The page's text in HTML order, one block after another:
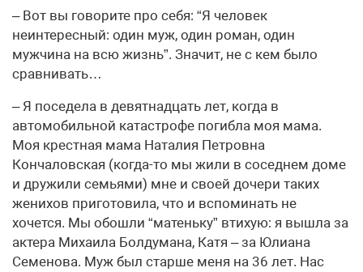
– Вот вы говорите про себя: “Я человек
неинтересный: один муж, один роман, один
мужчина на всю жизнь”. Значит, не с кем было
сравнивать…
– Я поседела в девятнадцать лет, когда в
автомобильной катастрофе погибла моя мама.
Моя крестная мама Наталия Петровна
Кончаловская (когда-то мы жили в соседнем доме
и дружили семьями) мне и своей дочери таких
женихов приготовила, что и вспоминать не
хочется. Мы обошли “матеньку” втихую: я вышла за
актера Михаила Болдумана, Катя – за Юлиана
Семенова. Муж был старше меня на 36 лет. Нас